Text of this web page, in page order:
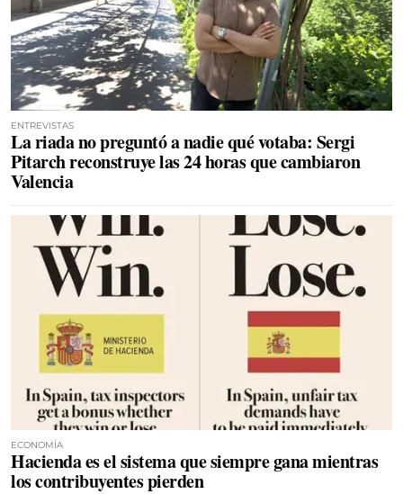
ENTREVISTAS
La riada no preguntó a nadie qué votaba: Sergi
Pitarch reconstruye las 24 horas que cambiaron
Valencia
ECONOMÍA
Hacienda es el sistema que siempre gana mientras
los contribuyentes pierden